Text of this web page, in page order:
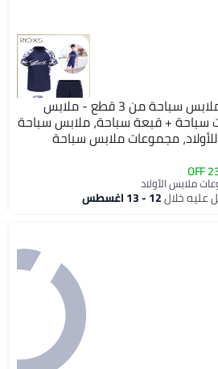
ريوكس طقم ملابس سباحة من 3 قطع - ملابس
+ قبعة سباحة، ملابس سباحة
مجموعات ملابس سباحة
الجفاف بأكمام قصيرة، مناسبة
والاستحمام وحمام السباحة
ملابس سباحة زرقاء داكنة قابلة
الحديقة المائية للأولادعليه خلال12 - 13 اغسطس